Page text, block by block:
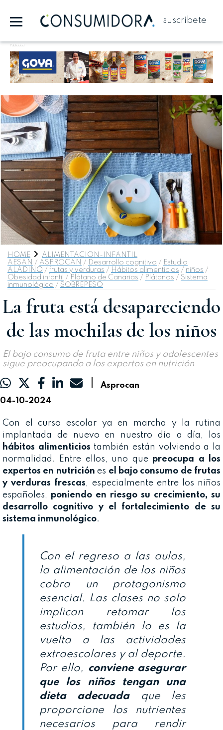
suscríbete
Publicidad
HOME
ALIMENTACION-INFANTIL
AESAN / ASPROCAN / Desarrollo cognitivo / Estudio
ALADINO / frutas y verduras / Hábitos alimenticios / niños /
Obesidad infantil
/ Plátano de Canarias / Plátanos / Sistema
inmunológico / SOBREPESO
La fruta está desapareciendo
de las mochilas de los niños
El bajo consumo de fruta entre niños y adolescentes
sigue preocupando a los expertos en nutrición
Asprocan
04-10-2024
Con el curso escolar ya en marcha y la rutina
implantada de nuevo en nuestro día a día, los
hábitos alimenticios también están volviendo a la
normalidad. Entre ellos, uno que preocupa a los
expertos en nutriciónes el bajo consumo de frutas
y verduras frescas, especialmente entre los niños
españoles, poniendo en riesgo su crecimiento, su
desarrollo cognitivo y el fortalecimiento de su
sistema inmunológico.
Con el regreso a las aulas,
la alimentación de los niños
cobra un protagonismo
esencial. Las clases no solo
implican retomar los
estudios, también lo es la
vuelta a las actividades
extraescolares y al deporte.
Por ello, conviene asegurar
que los niños tengan una
dieta adecuadaque les
proporcione los nutrientes
necesarios para rendir